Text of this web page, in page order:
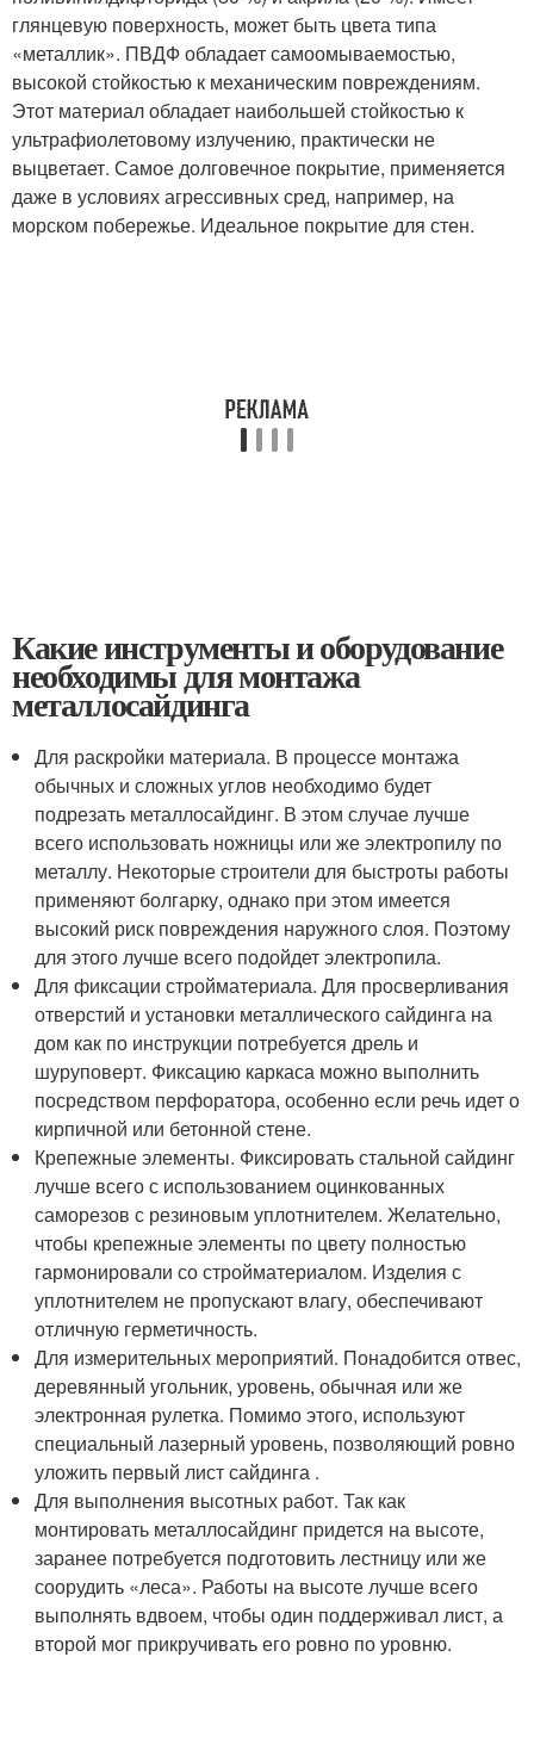
глянцевую поверхность, может быть цвета типа
«металлик». ПВДФ обладает самоомываемостью,
высокой стойкостью к механическим повреждениям.
Этот материал обладает наибольшей стойкостью к
ультрафиолетовому излучению, практически не
выцветает. Самое долговечное покрытие, применяется
даже в условиях агрессивных сред, например, на
морском побережье. Идеальное покрытие для стен.
Какие инструменты и оборудование
необходимы для монтажа
металлосайдинга
Для раскройки материала. В процессе монтажа
обычных и сложных углов необходимо будет
подрезать металлосайдинг. В этом случае лучше
всего использовать ножницы или же электропилу по
металлу. Некоторые строители для быстроты работы
применяют болгарку, однако при этом имеется
высокий риск повреждения наружного слоя. Поэтому
для этого лучше всего подойдет электропила.
Для фиксации стройматериала. Для просверливания
отверстий и установки металлического сайдинга на
дом как по инструкции потребуется дрель и
шуруповерт. Фиксацию каркаса можно выполнить
посредством перфоратора, особенно если речь идет о
кирпичной или бетонной стене.
Крепежные элементы. Фиксировать стальной сайдинг
лучше всего с использованием оцинкованных
саморезов с резиновым уплотнителем. Желательно,
чтобы крепежные элементы по цвету полностью
гармонировали со стройматериалом. Изделия с
уплотнителем не пропускают влагу, обеспечивают
отличную герметичность.
Для измерительных мероприятий. Понадобится отвес,
деревянный угольник, уровень, обычная или же
электронная рулетка. Помимо этого, используют
специальный лазерный уровень, позволяющий ровно
уложить первый лист сайдинга .
Для выполнения высотных работ. Так как
монтировать металлосайдинг придется на высоте,
заранее потребуется подготовить лестницу или же
соорудить «леса». Работы на высоте лучше всего
выполнять вдвоем, чтобы один поддерживал лист, а
второй мог прикручивать его ровно по уровню.